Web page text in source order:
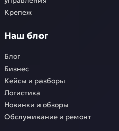
Крепеж
Наш блог
Блог
Бизнес
Кейсы и разборы
Логистика
Новинки и обзоры
Обслуживание и ремонт